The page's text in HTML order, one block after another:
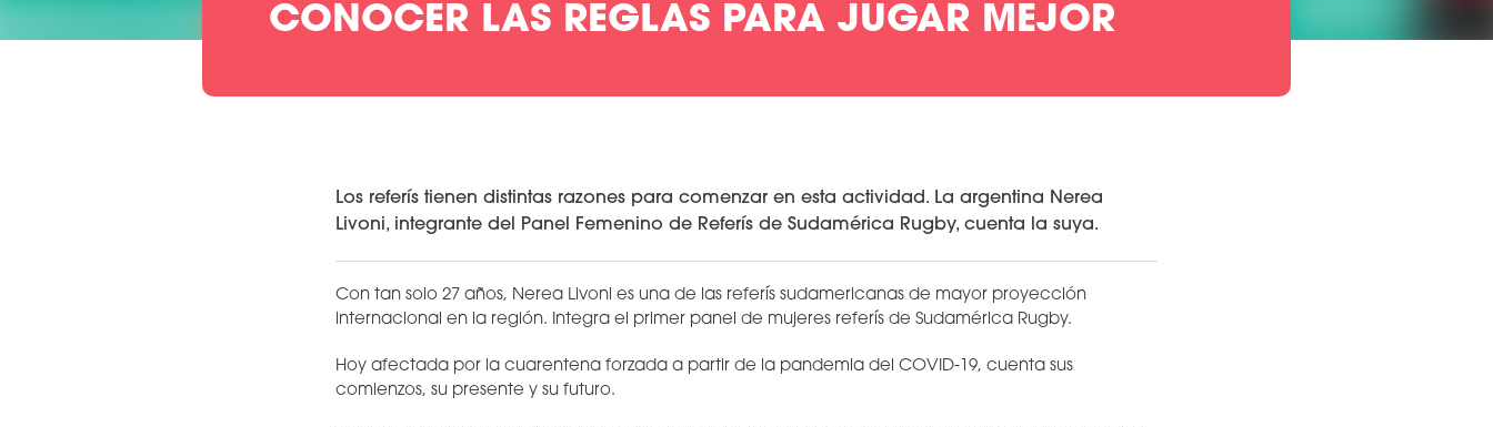
CONOCER LAS REGLAS PARA JUGAR MEJOR
Los referís tienen distintas razones para comenzar en esta actividad. La argentina Nerea
Livoni, integrante del Panel Femenino de Referís de Sudamérica Rugby, cuenta la suya.
Con tan solo 27 años, Nerea Livoni es una de las referís sudamericanas de mayor proyección
internacional en la región. Integra el primer panel de mujeres referís de Sudamérica Rugby.
Hoy afectada por la cuarentena forzada a partir de la pandemia del COVID-19, cuenta sus
comienzos, su presente y su futuro.